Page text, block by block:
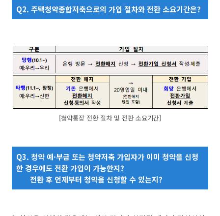
Q2. 주택청약종합저축으로의 가입 절차와 전환 소요기간은?
[청약통장 전환 절차 및 전환 소요기간]
Q3. 청약 예·부금 또는 청약저축 가입자가 이미 청약을 신청
한 경우에도 전환 가입이 가능한지?
전환 후 언제부터 청약을 신청할 수 있는지?